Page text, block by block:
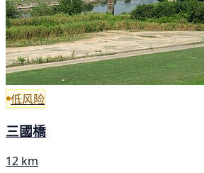
低风险
三國橋
12 km